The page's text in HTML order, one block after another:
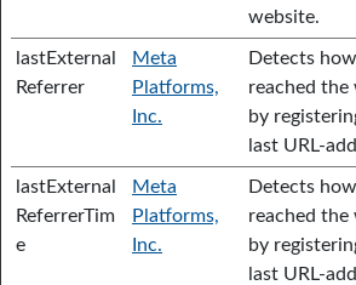
website.
lastExternal
Referrer
Meta
Platforms,
Inc.
Detects
reached the
by
last URL-
lastExternal
ReferrerTim
e
Meta
Platforms,
Inc.
Detects
reached the
by
last URL-